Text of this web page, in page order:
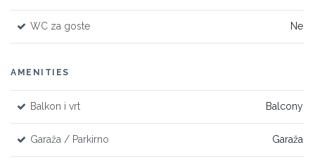
WC za goste Ne
AMENITIES
Balkon i vrt Balcony
Garaža / Parkirno Garaža